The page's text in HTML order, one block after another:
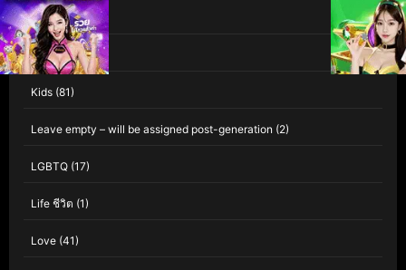
Isekai(1)
Kaiju(1)
Kids (81)
Leave empty – will be assigned post-generation (2)
LGBTQ (17)
Life ชีวิต (1)
Love (41)